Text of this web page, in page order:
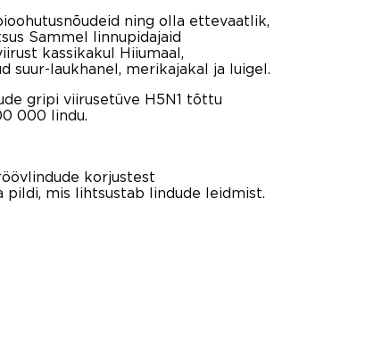
ning olla ettevaatlik,
Sammel linnupidajaid
kassikakul Hiiumaal,
suur-laukhanel, merikajakal ja luigel.
gripi viirusetüve H5N1 tõttu
000 lindu.
korjustest
pildi, mis lihtsustab lindude leidmist.